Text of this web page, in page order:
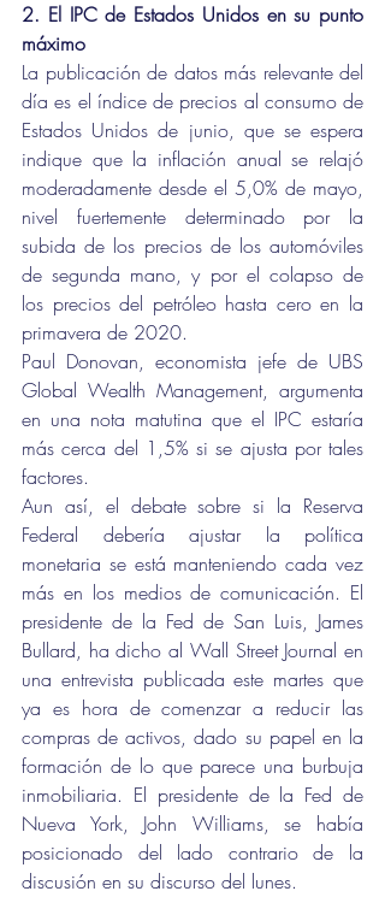
2. El IPC de Estados Unidos en su punto
máximo
La publicación de datos más relevante del
día es el índice de precios al consumo de
Estados Unidos de junio, que se espera
indique que la inflación anual se relajó
moderadamente desde el 5,0% de mayo,
nivel fuertemente determinado por la
subida de los precios de los automóviles
de segunda mano, y por el colapso de
los precios del petróleo hasta cero en la
primavera de 2020.
Paul Donovan, economista jefe de UBS
Global Wealth Management, argumenta
en una nota matutina que el IPC estaría
más cerca del 1,5% si se ajusta por tales
factores.
Aun así, el debate sobre si la Reserva
Federal debería ajustar la política
monetaria se está manteniendo cada vez
más en los medios de comunicación. El
presidente de la Fed de San Luis, James
Bullard, ha dicho al Wall Street Journal en
una entrevista publicada este martes que
ya es hora de comenzar a reducir las
compras de activos, dado su papel en la
formación de lo que parece una burbuja
inmobiliaria. El presidente de la Fed de
Nueva York, John Williams, se había
posicionado del lado contrario de la
discusión en su discurso del lunes.